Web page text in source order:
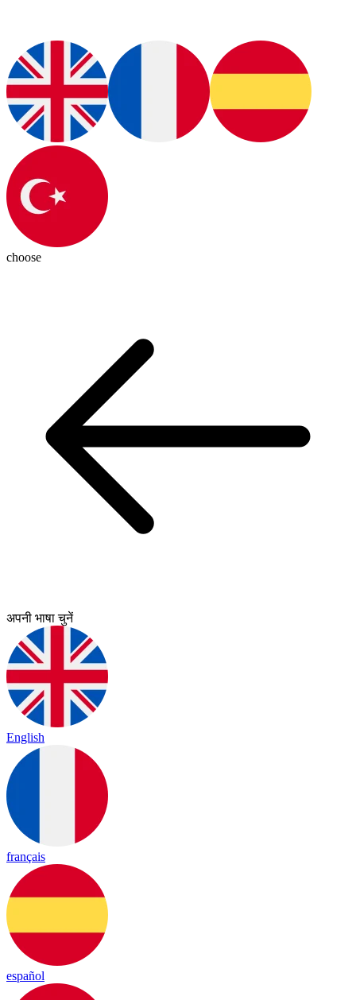
choose
अपनी भाषा चुनें
English
français
español